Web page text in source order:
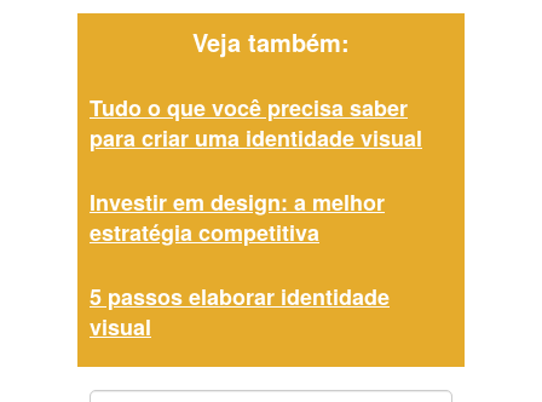
Veja também:
Tudo o que você precisa saber
para criar uma identidade visual
Investir em design: a melhor
estratégia competitiva
5 passos elaborar identidade
visual